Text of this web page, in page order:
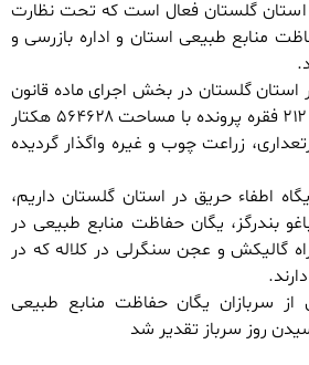
در استان گلستان فعال است که تحت نظارت
منابع طبیعی استان و اداره بازرسی و
استان گلستان در بخش اجرای ماده قانون
حفاظت و حمایت تاکنون ۲۱۲ فقره پرونده با مساحت ۵۶۴۶۲۸ هکتار
زراعت چوب و غیره واگذار گردیده
با بیان اینکه ۵ پایگاه اطفاء حریق در استان گلستان داریم،
بندرگز، یگان حفاظت منابع طبیعی در
گالیکش و عجن سنگرلی در کلاله که در
از سربازان یگان حفاظت منابع طبیعی
روز سرباز تقدیر شد